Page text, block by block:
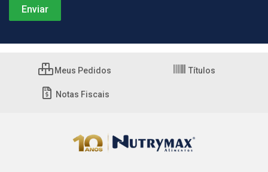
Meus Pedidos Títulos
Notas Fiscais